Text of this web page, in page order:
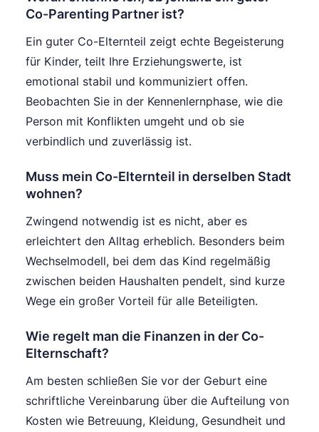
Co-Parenting Partner ist?
Ein guter Co-Elternteil zeigt echte Begeisterung
für Kinder, teilt Ihre Erziehungswerte, ist
emotional stabil und kommuniziert offen.
Beobachten Sie in der Kennenlernphase, wie die
Person mit Konflikten umgeht und ob sie
verbindlich und zuverlässig ist.
Muss mein Co-Elternteil in derselben Stadt
wohnen?
Zwingend notwendig ist es nicht, aber es
erleichtert den Alltag erheblich. Besonders beim
Wechselmodell, bei dem das Kind regelmäßig
zwischen beiden Haushalten pendelt, sind kurze
Wege ein großer Vorteil für alle Beteiligten.
Wie regelt man die Finanzen in der Co-
Elternschaft?
Am besten schließen Sie vor der Geburt eine
schriftliche Vereinbarung über die Aufteilung von
Kosten wie Betreuung, Kleidung, Gesundheit und